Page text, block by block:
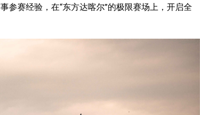
参赛经验，在“东方达喀尔”的极限赛场上，开启全